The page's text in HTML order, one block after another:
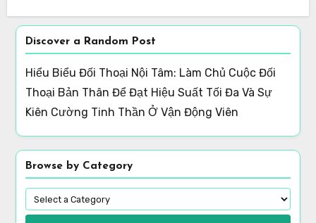
Discover a Random Post
Hiểu Biểu Đối Thoại Nội Tâm: Làm Chủ Cuộc Đối
Thoại Bản Thân Để Đạt Hiệu Suất Tối Đa Và Sự
Kiên Cường Tinh Thần Ở Vận Động Viên
Browse by Category